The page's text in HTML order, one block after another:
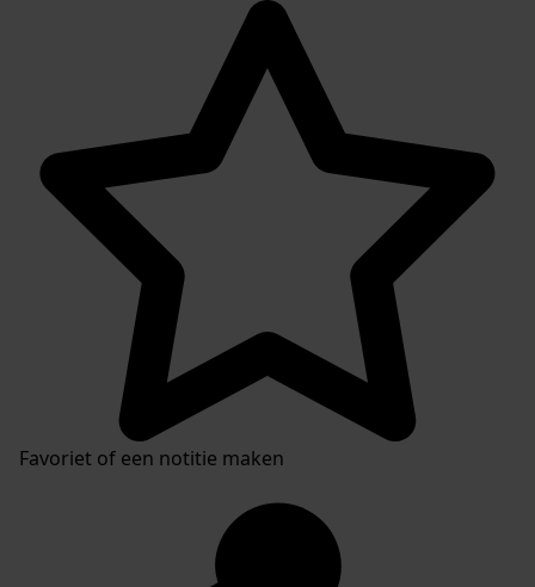
Bevolkingsregistratie
Favoriet of een notitie maken